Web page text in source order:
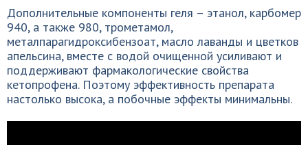
Дополнительные компоненты геля – этанол, карбомер
940, а также 980, трометамол,
металпарагидроксибензоат, масло лаванды и цветков
апельсина, вместе с водой очищенной усиливают и
поддерживают фармакологические свойства
кетопрофена. Поэтому эффективность препарата
настолько высока, а побочные эффекты минимальны.